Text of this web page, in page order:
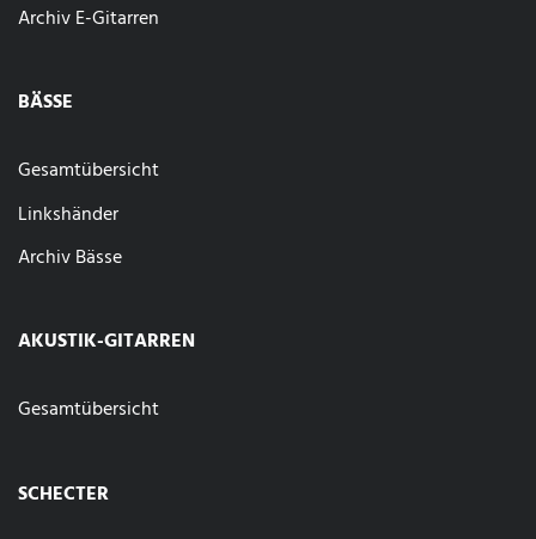
Archiv E-Gitarren
BÄSSE
Gesamtübersicht
Linkshänder
Archiv Bässe
AKUSTIK-GITARREN
Gesamtübersicht
SCHECTER